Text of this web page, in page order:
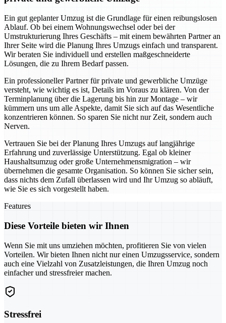
Ein gut geplanter Umzug ist die Grundlage für einen reibungslosen
Ablauf. Ob bei einem Wohnungswechsel oder bei der
Umstrukturierung Ihres Geschäfts – mit einem bewährten Partner an
Ihrer Seite wird die Planung Ihres Umzugs einfach und transparent.
Wir beraten Sie individuell und erstellen maßgeschneiderte
Lösungen, die zu Ihrem Bedarf passen.
Ein professioneller Partner für private und gewerbliche Umzüge
versteht, wie wichtig es ist, Details im Voraus zu klären. Von der
Terminplanung über die Lagerung bis hin zur Montage – wir
kümmern uns um alle Aspekte, damit Sie sich auf das Wesentliche
konzentrieren können. So sparen Sie nicht nur Zeit, sondern auch
Nerven.
Vertrauen Sie bei der Planung Ihres Umzugs auf langjährige
Erfahrung und zuverlässige Unterstützung. Egal ob kleiner
Haushaltsumzug oder große Unternehmensmigration – wir
übernehmen die gesamte Organisation. So können Sie sicher sein,
dass nichts dem Zufall überlassen wird und Ihr Umzug so abläuft,
wie Sie es sich vorgestellt haben.
Features
Diese Vorteile bieten wir Ihnen
Wenn Sie mit uns umziehen möchten, profitieren Sie von vielen
Vorteilen. Wir bieten Ihnen nicht nur einen Umzugsservice, sondern
auch eine Vielzahl von Zusatzleistungen, die Ihren Umzug noch
einfacher und stressfreier machen.
Stressfrei